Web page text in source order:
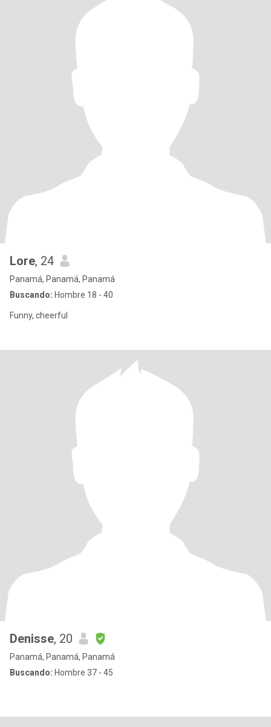
Lore, 24
Panamá, Panamá, Panamá
Buscando: Hombre 18 - 40
Funny, cheerful
Denisse, 20
Panamá, Panamá, Panamá
Buscando: Hombre 37 - 45